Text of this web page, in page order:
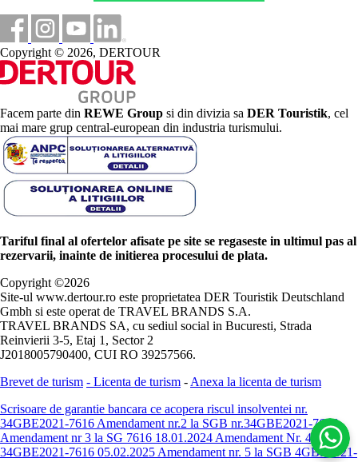
Copyright © 2026, DERTOUR
Facem parte din REWE Group si din divizia sa DER Touristik, cel
mai mare grup central-european din industria turismului.
Tariful final al ofertelor afisate pe site se regaseste in ultimul pas al
rezervarii, inainte de initierea procesului de plata.
Copyright ©2026
Site-ul www.dertour.ro este proprietatea DER Touristik Deutschland
Gmbh si este operat de TRAVEL BRANDS S.A.
TRAVEL BRANDS SA, cu sediul social in Bucuresti, Strada
Reinvierii 3-5, Etaj 1, Sector 2
J2018005790400, CUI RO 39257566.
Brevet de turism - Licenta de turism - Anexa la licenta de turism
Scrisoare de garantie bancara ce acopera riscul insolventei nr.
34GBE2021-7616 Amendament nr.2 la SGB nr.34GBE2021-7616
Amendament nr 3 la SG 7616 18.01.2024 Amendament Nr. 4 -
34GBE2021-7616 05.02.2025 Amendament nr. 5 la SGB 4GBE2021-